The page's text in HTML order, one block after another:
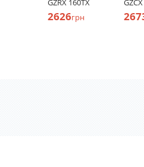
GZRX 160TX
2626грн